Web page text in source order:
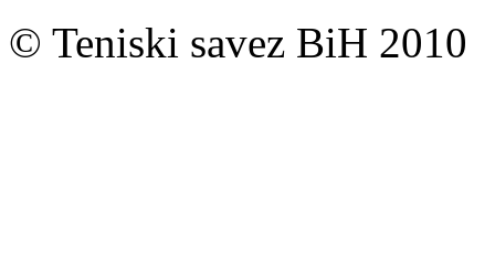
© Teniski savez BiH 2010